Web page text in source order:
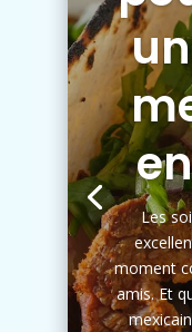
Les
moment
amis. Et